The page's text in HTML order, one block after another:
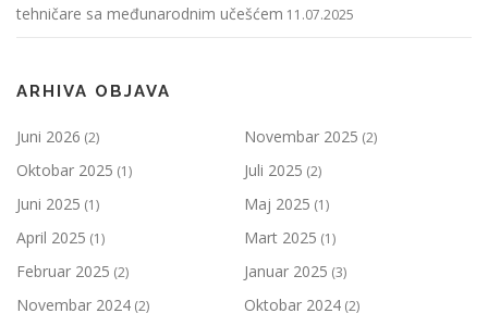
tehničare sa međunarodnim učešćem 11.07.2025
ARHIVA OBJAVA
Juni 2026 (2) Novembar 2025 (2)
Oktobar 2025 (1) Juli 2025 (2)
Juni 2025 (1) Maj 2025 (1)
April 2025 (1) Mart 2025 (1)
Februar 2025 (2) Januar 2025 (3)
Novembar 2024 (2) Oktobar 2024 (2)